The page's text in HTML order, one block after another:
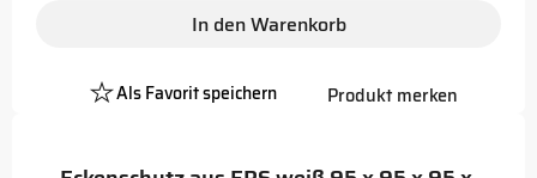
In den Warenkorb
Als Favorit speichern
Platzhalter
Produkt merken